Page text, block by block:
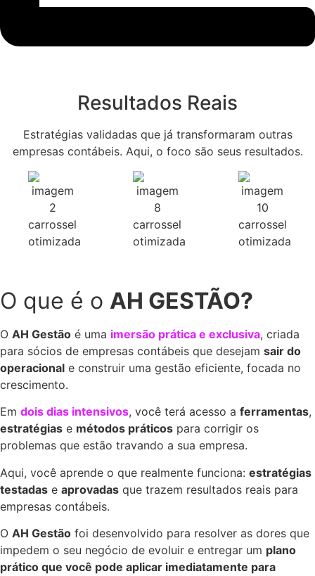
Resultados Reais
Estratégias validadas que já transformaram outras
empresas contábeis. Aqui, o foco são seus resultados.
O que é o AH GESTÃO?
O AH Gestão é uma imersão prática e exclusiva, criada
para sócios de empresas contábeis que desejam sair do
operacional e construir uma gestão eficiente, focada no
crescimento.
Em dois dias intensivos, você terá acesso a ferramentas,
estratégias e métodos práticos para corrigir os
problemas que estão travando a sua empresa.
Aqui, você aprende o que realmente funciona: estratégias
testadas e aprovadas que trazem resultados reais para
empresas contábeis.
O AH Gestão foi desenvolvido para resolver as dores que
impedem o seu negócio de evoluir e entregar um plano
prático que você pode aplicar imediatamente para